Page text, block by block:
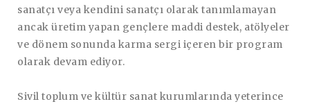
sanatçı veya kendini sanatçı olarak tanımlamayan
ancak üretim yapan gençlere maddi destek, atölyeler
ve dönem sonunda karma sergi içeren bir program
olarak devam ediyor.
Sivil toplum ve kültür sanat kurumlarında yeterince